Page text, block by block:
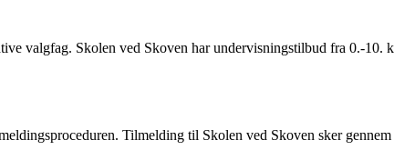
valgfag. Skolen ved Skoven har undervisningstilbud fra 0.-10.
Tilmelding til Skolen ved Skoven sker